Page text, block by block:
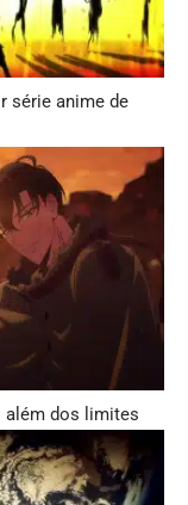
série anime de
além dos limites